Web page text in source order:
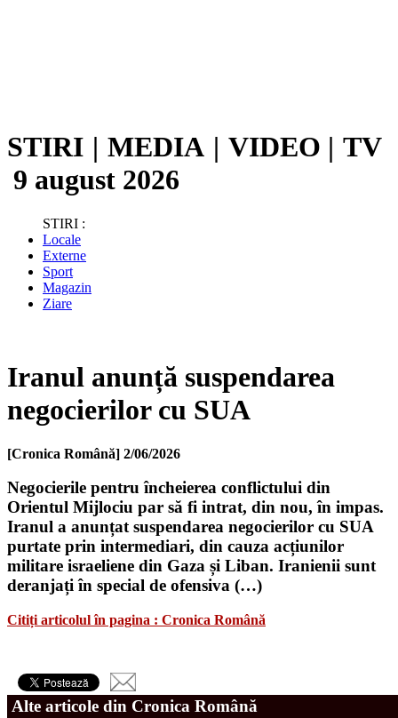
STIRI | MEDIA | VIDEO | TV
9 august 2026
STIRI :
Locale
Externe
Sport
Magazin
Ziare
Iranul anunță suspendarea
negocierilor cu SUA
[Cronica Română] 2/06/2026
Negocierile pentru încheierea conflictului din
Orientul Mijlociu par să fi intrat, din nou, în impas.
Iranul a anunțat suspendarea negocierilor cu SUA
purtate prin intermediari, din cauza acțiunilor
militare israeliene din Gaza și Liban. Iranienii sunt
deranjați în special de ofensiva (…)
Citiți articolul în pagina : Cronica Română
Alte articole din Cronica Română